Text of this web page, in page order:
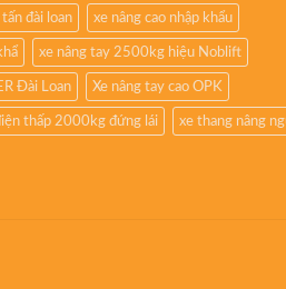
đài loan xe nâng cao nhập khẩu
xe nâng tay 2500kg hiệu Noblift
Đài Loan Xe nâng tay cao OPK
thấp 2000kg đứng lái xe thang nâng